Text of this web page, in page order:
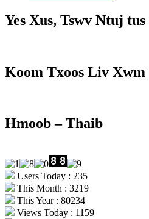
Yes Xus, Tswv Ntuj tus
Koom Txoos Liv
Hmoob – Thaib
Users Today : 235
This Month : 3219
This Year : 80234
Views Today : 1159